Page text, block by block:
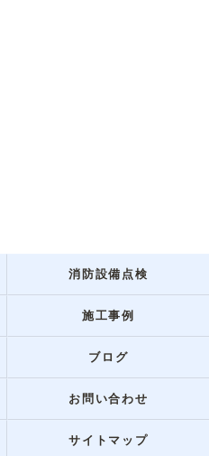
消防設備点検
施工事例
ブログ
お問い合わせ
サイトマップ